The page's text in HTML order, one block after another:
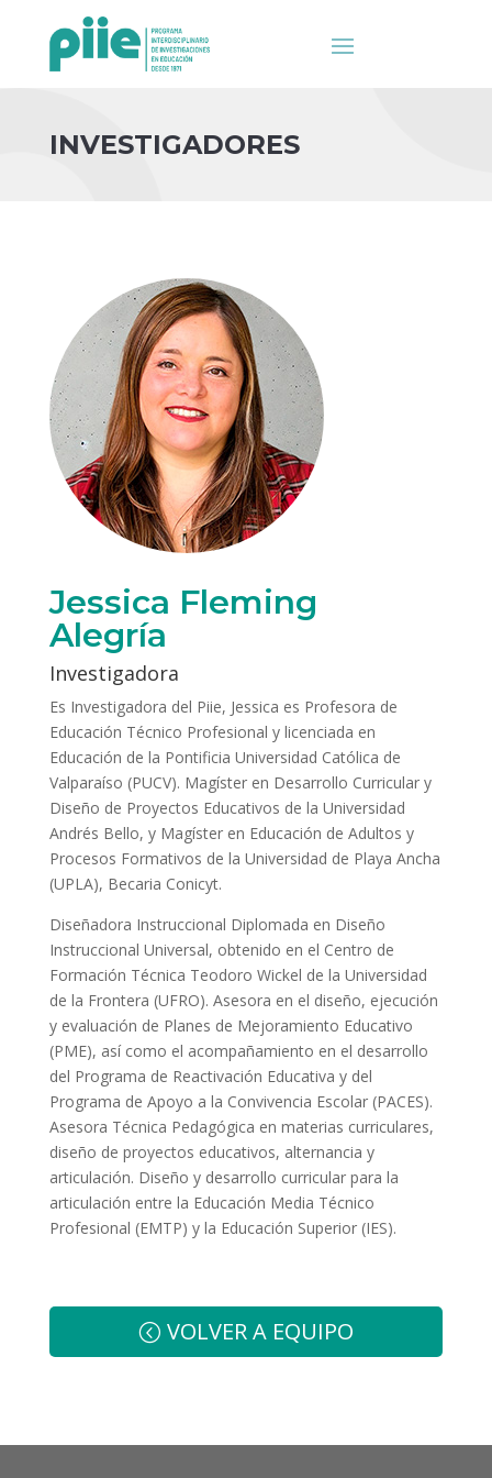
INVESTIGADORES
Jessica Fleming
Alegría
Investigadora
Es Investigadora del Piie, Jessica es Profesora de
Educación Técnico Profesional y licenciada en
Educación de la Pontificia Universidad Católica de
Valparaíso (PUCV). Magíster en Desarrollo Curricular y
Diseño de Proyectos Educativos de la Universidad
Andrés Bello, y Magíster en Educación de Adultos y
Procesos Formativos de la Universidad de Playa Ancha
(UPLA), Becaria Conicyt.
Diseñadora Instruccional Diplomada en Diseño
Instruccional Universal, obtenido en el Centro de
Formación Técnica Teodoro Wickel de la Universidad
de la Frontera (UFRO). Asesora en el diseño, ejecución
y evaluación de Planes de Mejoramiento Educativo
(PME), así como el acompañamiento en el desarrollo
del Programa de Reactivación Educativa y del
Programa de Apoyo a la Convivencia Escolar (PACES).
Asesora Técnica Pedagógica en materias curriculares,
diseño de proyectos educativos, alternancia y
articulación. Diseño y desarrollo curricular para la
articulación entre la Educación Media Técnico
Profesional (EMTP) y la Educación Superior (IES).
VOLVER A EQUIPO